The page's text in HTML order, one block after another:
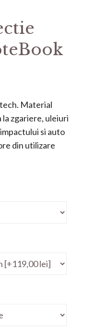
Material
zgariere, uleiuri
si auto
din utilizare